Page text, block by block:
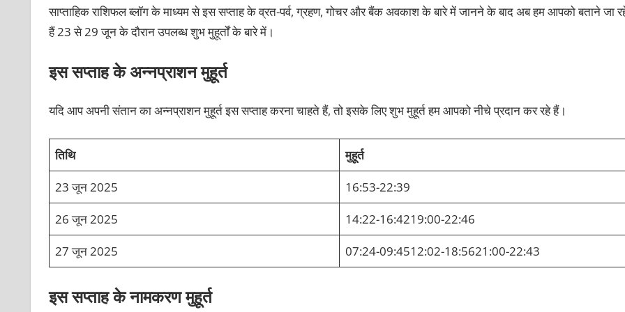
साप्ताहिक राशिफल ब्लॉग के माध्यम से इस सप्ताह के व्रत-पर्व, ग्रहण, गोचर और बैंक अवकाश के बारे में जानने के बाद अब हम आपको बताने जा
हैं 23 से 29 जून के दौरान उपलब्ध शुभ मुहूर्तों के बारे में।
इस सप्ताह के अन्नप्राशन मुहूर्त
यदि आप अपनी संतान का अन्नप्राशन मुहूर्त इस सप्ताह करना चाहते हैं, तो इसके लिए शुभ मुहूर्त हम आपको नीचे प्रदान कर रहे हैं।
तिथि
मुहूर्त
23 जून 2025
16:53-22:39
26 जून 2025
14:22-16:4219:00-22:46
27 जून 2025
07:24-09:4512:02-18:5621:00-22:43
इस सप्ताह के नामकरण मुहूर्त